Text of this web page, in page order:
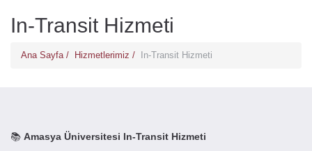
In-Transit Hizmeti
Ana Sayfa / Hizmetlerimiz / In-Transit Hizmeti
📚 Amasya Üniversitesi In-Transit Hizmeti